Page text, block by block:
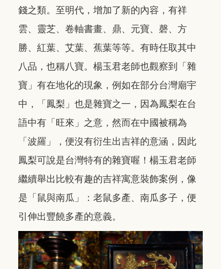
錢之類。至明代，增加了新的內容，有祥
雲、靈芝、卷軸書畫、鼎、元寶、磬、方
勝、紅葉、艾葉、蕉葉等等。有時任取其中
八品，也稱八寶。楊玉君老師也觀察到「雜
寶」有在地化的現象，例如在部分台灣廟宇
中，「鳳梨」也是雜寶之一，因為鳳梨在台
語中有「旺來」之意，然而在中國被稱為
「波羅」，便沒有衍生出吉祥的意涵，因此
鳳梨可說是台灣特有的雜寶喔！楊玉君老師
繼續舉出比較有趣的吉祥寓意裝飾案例，像
是「鼠與南瓜」：老鼠多產、南瓜多子，便
引伸出豐饒多產的意義。